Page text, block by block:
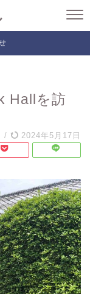
Hallを訪
/ 2024年5月17日